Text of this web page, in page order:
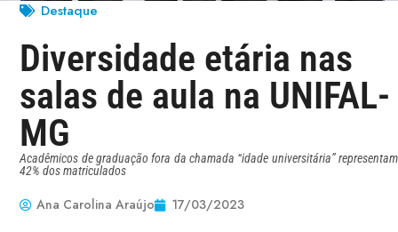
Destaque
Diversidade etária nas
salas de aula na UNIFAL-
MG
Acadêmicos de graduação fora da chamada “idade universitária” representam
42% dos matriculados
Ana Carolina Araújo 17/03/2023